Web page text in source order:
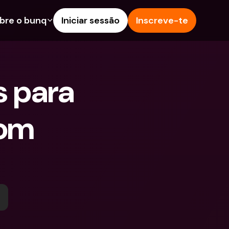
de Crédito
Estrangeiras & IBANs
e Depósitos
o bunq
Blog
Reportar um problema
Iniciar sessão Inscreve-te
para